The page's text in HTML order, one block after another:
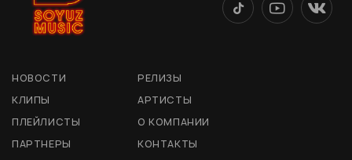
НОВОСТИ
РЕЛИЗЫ
КЛИПЫ
АРТИСТЫ
ПЛЕЙЛИСТЫ
О КОМПАНИИ
ПАРТНЕРЫ
КОНТАКТЫ